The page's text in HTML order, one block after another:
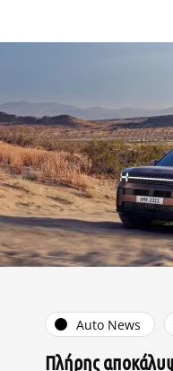
Auto News
Πλήρης